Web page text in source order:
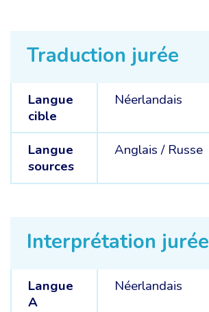
Traduction jurée
Langue
cible
Néerlandais
Langue
sources
Anglais / Russe
Interprétation jurée
Langue
A
Néerlandais